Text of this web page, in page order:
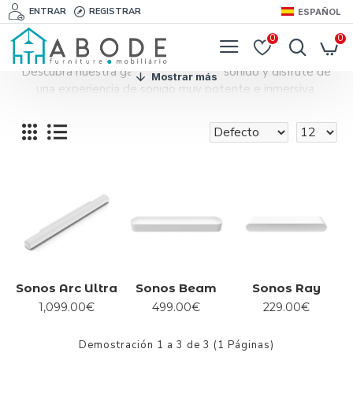
ENTRAR REGISTRAR ESPAÑOL
0 0
Descubra nuestra gama de barras de sonido y disfrute de
una experiencia de sonido muy potente e inmersiva.
Sonos Arc Ultra
1,099.00€
Sonos Beam
499.00€
Sonos Ray
229.00€
Demostración 1 a 3 de 3 (1 Páginas)